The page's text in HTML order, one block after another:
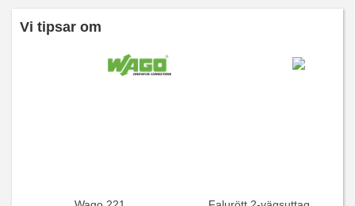
Vi tipsar om